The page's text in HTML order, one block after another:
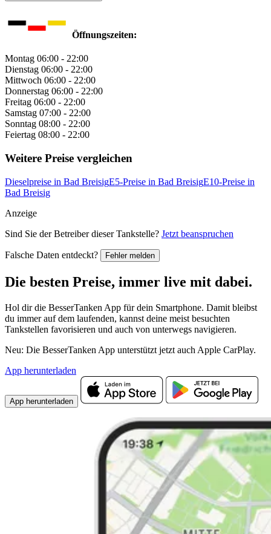
Öffnungszeiten:
Montag 06:00 - 22:00
Dienstag 06:00 - 22:00
Mittwoch 06:00 - 22:00
Donnerstag 06:00 - 22:00
Freitag 06:00 - 22:00
Samstag 07:00 - 22:00
Sonntag 08:00 - 22:00
Feiertag 08:00 - 22:00
Weitere Preise vergleichen
Dieselpreise in Bad BreisigE5-Preise in Bad BreisigE10-Preise in
Bad Breisig
Anzeige
Sind Sie der Betreiber dieser Tankstelle? Jetzt beanspruchen
Falsche Daten entdeckt? Fehler melden
Die besten Preise, immer live mit dabei.
Hol dir die BesserTanken App für dein Smartphone. Damit bleibst
du immer auf dem laufenden, kannst deine meist besuchten
Tankstellen favorisieren und auch von unterwegs navigieren.
Neu: Die BesserTanken App unterstützt jetzt auch Apple CarPlay.
App herunterladen
App herunterladen